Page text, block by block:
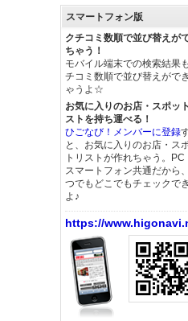
スマートフォン版
クチコミ数順で並び替えが
ちゃう！
モバイル端末での検索結果
チコミ数順で並び替えがで
ゃうよ☆
お気に入りのお店・スポッ
ストを持ち運べる！
ひごなび！メンバーに登録
と、お気に入りのお店・ス
トリストが作れちゃう。PC
スマートフォン共通だから
つでもどこでもチェックで
よ♪
https://